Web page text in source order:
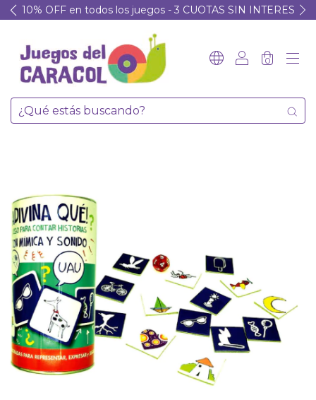
10% OFF en todos los juegos - 3 CUOTAS SIN INTERES
0